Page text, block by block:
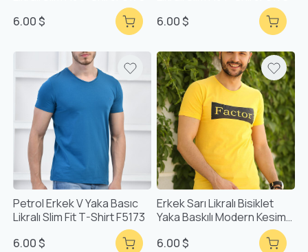
6.00 $
6.00 $
Petrol Erkek V Yaka Basıc
Likralı Slim Fit T-Shirt F5173
6.00 $
Erkek Sarı Likralı Bisiklet
Yaka Baskılı Modern Kesim
Kısa Kollu T-Shirt F51534
6.00 $